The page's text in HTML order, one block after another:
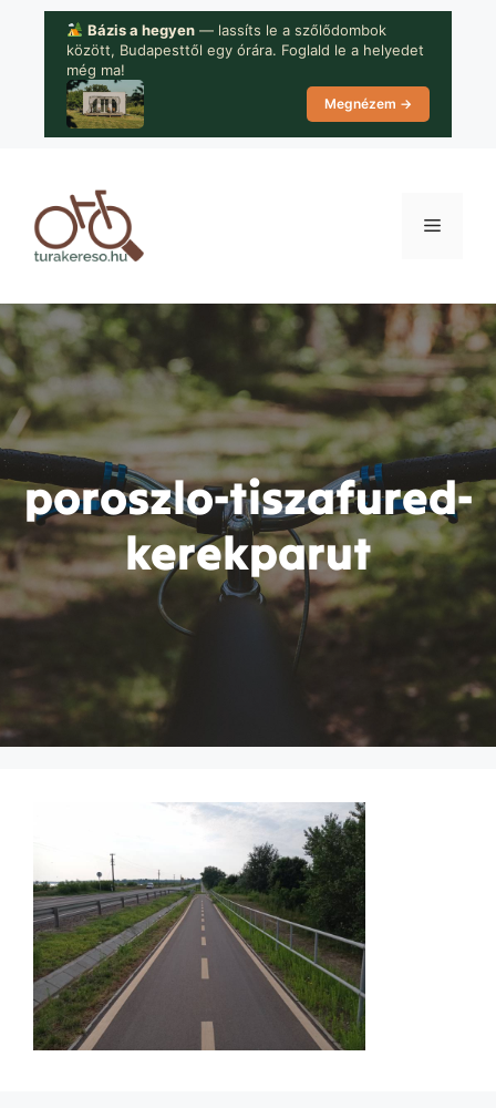
Kilépés
tartalomba
Bázis a hegyen— lassíts le a szőlődombok
között, Budapesttől egy órára. Foglald le a helyedet
még ma!
Megnézem →
Menü
poroszlo-tiszafured-
kerekparut